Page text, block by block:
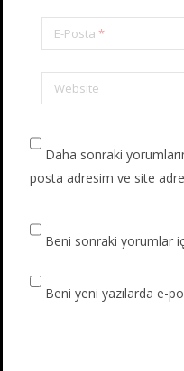
E-Posta *
Website
Daha sonraki
posta adresim ve site
Beni sonraki yorumlar
Beni yeni yazılarda e-